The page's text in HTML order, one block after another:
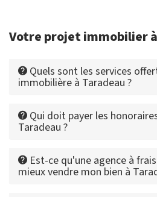
Votre projet immobilier
Quels sont les services
immobilière à Taradeau ?
Qui doit payer les
Taradeau ?
Est-ce qu'une agence à
mieux vendre mon bien à